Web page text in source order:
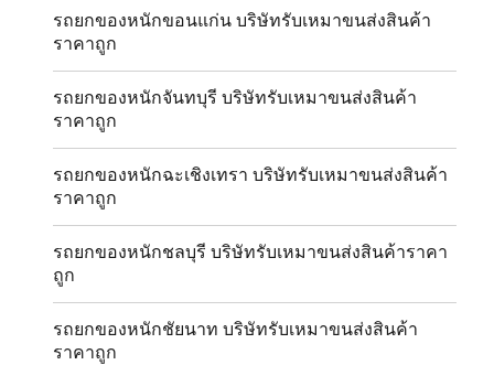
รถยกของหนักขอนแก่น บริษัทรับเหมาขนส่งสินค้า
ราคาถูก
รถยกของหนักจันทบุรี บริษัทรับเหมาขนส่งสินค้า
ราคาถูก
รถยกของหนักฉะเชิงเทรา บริษัทรับเหมาขนส่งสินค้า
ราคาถูก
รถยกของหนักชลบุรี บริษัทรับเหมาขนส่งสินค้าราคา
ถูก
รถยกของหนักชัยนาท บริษัทรับเหมาขนส่งสินค้า
ราคาถูก